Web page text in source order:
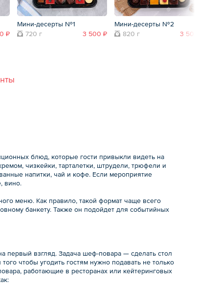
₽
Мини-десерты №1
720 г
3 500 ₽
Мини-десерты №2
820 г
3 500 ₽
блюд, которые гости привыкли видеть на
чизкейки, тарталетки, штрудели, трюфели и
напитки, чай и кофе. Если мероприятие
вино.
меню. Как правило, такой формат чаще всего
банкету. Также он подойдет для событийных
первый взгляд. Задача шеф-повара — сделать стол
чтобы угодить гостям нужно подавать не только
работающие в ресторанах или кейтеринговых